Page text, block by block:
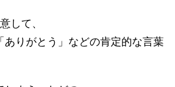
して、
ありがとう」などの肯定的な言葉